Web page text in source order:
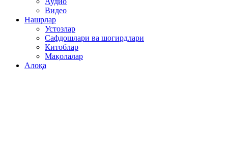
Видео
Нашрлар
Устозлар
Сафдошлари ва шогирдлари
Китоблар
Мақолалар
Алоқа